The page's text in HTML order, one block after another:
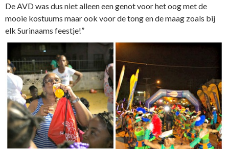
De AVD was dus niet alleen een genot voor het oog met de
mooie kostuums maar ook voor de tong en de maag zoals bij
elk Surinaams feestje!”